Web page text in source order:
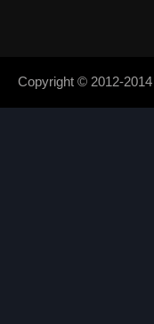
Copyright © 2012-2014